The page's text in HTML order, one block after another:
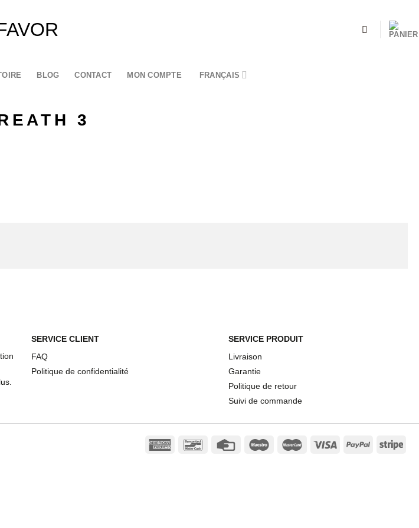
BLOG CONTACT MON COMPTE FRANÇAIS
3
SERVICE CLIENT
FAQ
Politique de confidentialité
SERVICE PRODUIT
Livraison
Garantie
Politique de retour
Suivi de commande